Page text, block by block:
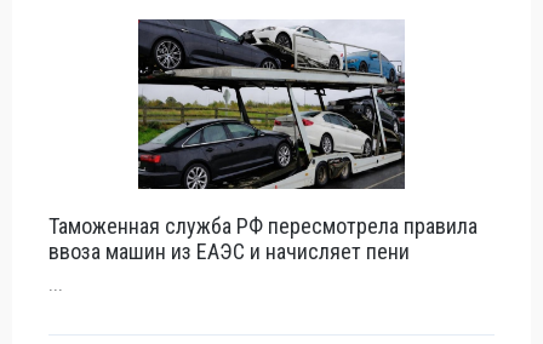
Таможенная служба РФ пересмотрела правила
ввоза машин из ЕАЭС и начисляет пени